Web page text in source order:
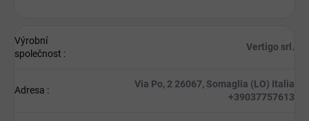
Výrobní
společnost :
Vertigo srl.
Adresa :
Via Po, 2 26067, Somaglia (LO) Italia
+39037757613